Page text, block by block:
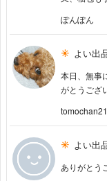
ぽんぽん
よい出
本日、無事
がとうござ
よい出
ありがとう